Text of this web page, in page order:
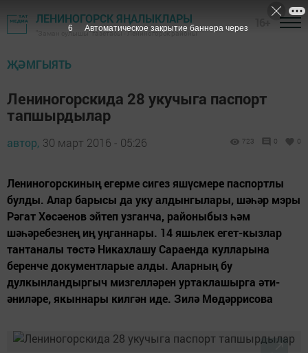
ЛЕНИНОГОРСК ЯҢАЛЫКЛАРЫ
"Заман сулышы" газетасы - Лениногорск районы
ҖӘМГЫЯТЬ
Лениногорскида 28 укучыга паспорт
тапшырдылар
автор, 30 март 2016 - 05:26 723 0 0
Лениногорскиның егерме сигез яшүсмере паспортлы
булды. Алар барысы да уку алдынгылары, шәһәр мэры
Рәгат Хөсәенов эйтеп узганча, районыбыз һәм
шәһәребезнең иң уңганнары. 14 яшьлек егет-кызлар
тантаналы төстә Никахлашу Сараенда кулларына
беренче документларые алды. Аларның бу
дулкынландыргыч мизгелләрен уртаклашырга әти-
әниләре, якыннары килгән иде. Зилә Мөдәррисова
5 Автоматическое закрытие баннера через